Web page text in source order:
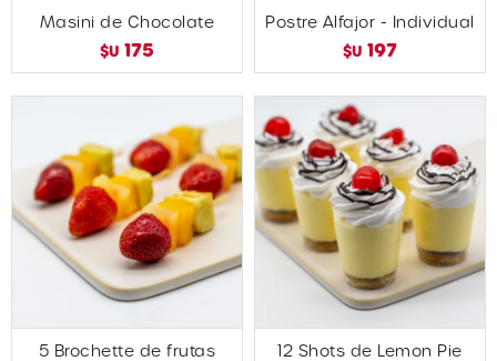
Masini de Chocolate
$U 175
Postre Alfajor - Individual
$U 197
5 Brochette de frutas 12 Shots de Lemon Pie